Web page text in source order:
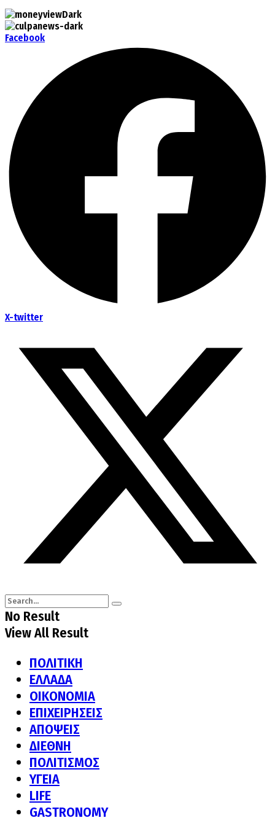
Facebook
X-twitter
No Result
View All Result
ΠΟΛΙΤΙΚΗ
ΕΛΛΑΔΑ
ΟΙΚΟΝΟΜΙΑ
ΕΠΙΧΕΙΡΗΣΕΙΣ
ΑΠΟΨΕΙΣ
ΔΙΕΘΝΗ
ΠΟΛΙΤΙΣΜΟΣ
ΥΓΕΙΑ
LIFE
GASTRONOMY